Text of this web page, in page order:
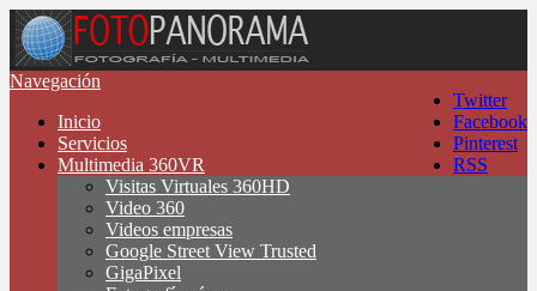
Twitter
Facebook
Pinterest
RSS
Navegación
Inicio
Servicios
Multimedia 360VR
Visitas Virtuales 360HD
Video 360
Videos empresas
Google Street View Trusted
GigaPixel